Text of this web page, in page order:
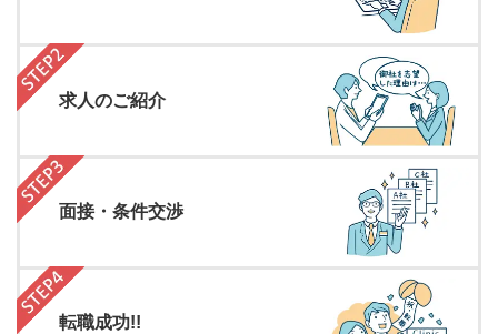
求人のご紹介
面接・条件交渉
転職成功!!